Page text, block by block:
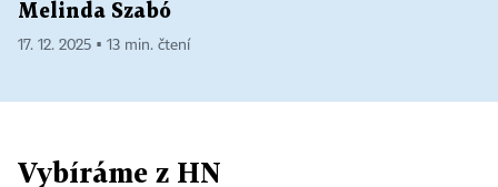
Melinda Szabó
17. 12. 2025 ▪ 13 min. čtení
Vybíráme z HN